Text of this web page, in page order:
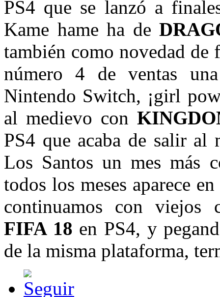
PS4 que se lanzó a
Kame hame ha de
también como novedad de
número 4 de ventas
Nintendo Switch, ¡girl
al medievo con
PS4 que acaba de salir al
Los Santos un mes más
todos los meses aparece
continuamos con viejos
FIFA 18 en PS4, y
de la misma plataforma,